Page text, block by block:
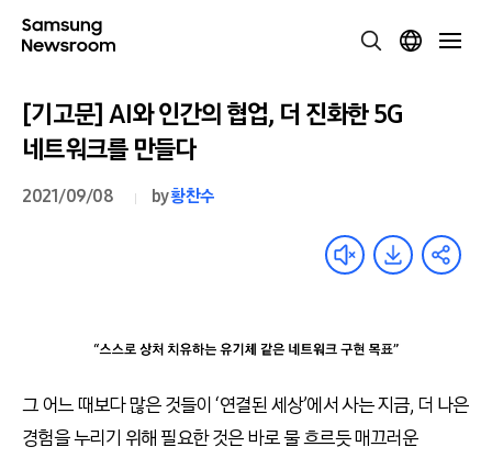
[기고문] AI와 인간의 협업, 더 진화한 5G
네트워크를 만들다
2021/09/08 by황찬수
그 어느 때보다 많은 것들이 ‘연결된 세상’에서 사는 지금, 더 나은
경험을 누리기 위해 필요한 것은 바로 물 흐르듯 매끄러운